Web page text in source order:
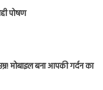
पोषण
मोबाइल बना आपकी गर्दन का